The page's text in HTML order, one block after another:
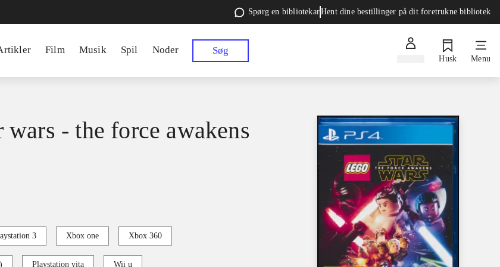
Spørg en bibliotekarHent dine bestillinger på dit foretrukne bibliotek
Film Musik Spil Noder Søg
Husk Menu
wars - the force awakens
3 Xbox one Xbox 360
Playstation vita Wii u